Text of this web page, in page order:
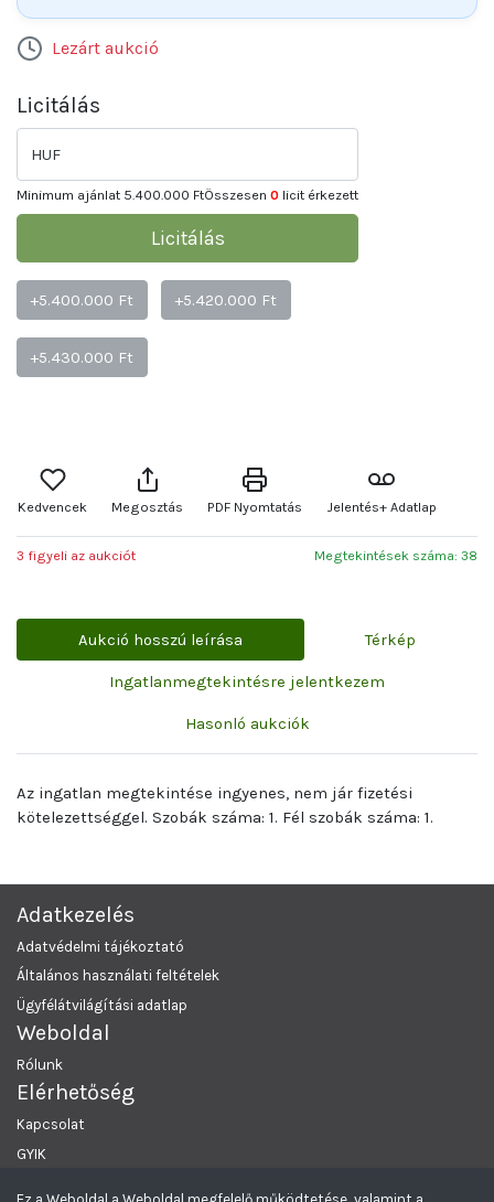
Lezárt aukció
Licitálás
HUF
Minimum ajánlat 5.400.000 FtÖsszesen 0 licit érkezett
Licitálás
+5.400.000 Ft +5.420.000 Ft
+5.430.000 Ft
Kedvencek Megosztás PDF Nyomtatás Jelentés+ Adatlap
3 figyeli az aukciót Megtekintések száma: 38
Aukció hosszú leírása Térkép
Ingatlanmegtekintésre jelentkezem
Hasonló aukciók
Az ingatlan megtekintése ingyenes, nem jár fizetési
kötelezettséggel. Szobák száma: 1. Fél szobák száma: 1.
Adatkezelés
Adatvédelmi tájékoztató
Általános használati feltételek
Ügyfélátvilágítási adatlap
Weboldal
Rólunk
Elérhetőség
Kapcsolat
GYIK